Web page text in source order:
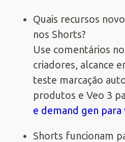
Quais recursos
nos Shorts?
Use comentários
criadores, alcance
teste marcação
produtos e Veo 3
e demand gen para
Shorts funcionam